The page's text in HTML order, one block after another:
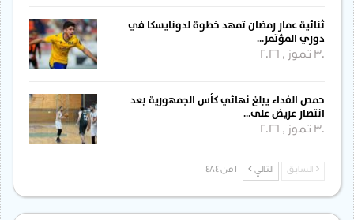
ثنائية عمار رمضان تمهد خطوة لدونايسكا في
دوري المؤتمر…
30 تموز , 2026
حمص الفداء يبلغ نهائي كأس الجمهورية بعد
انتصار عريض على…
30 تموز , 2026
السابق التالي